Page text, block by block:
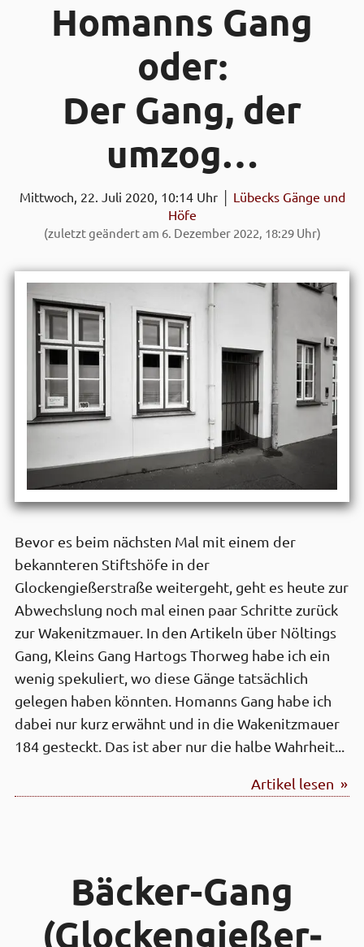
Homanns Gang
oder:
Der Gang, der
umzog…
Mittwoch, 22. Juli 2020, 10:14 Uhr │ Lübecks Gänge und
Höfe
(zuletzt geändert am 6. Dezember 2022, 18:29 Uhr)
Bevor es beim nächsten Mal mit einem der
bekannteren Stiftshöfe in der
Glockengießerstraße weitergeht, geht es heute zur
Abwechslung noch mal einen paar Schritte zurück
zur Wakenitzmauer. In den Artikeln über Nöltings
Gang, Kleins Gang Hartogs Thorweg habe ich ein
wenig spekuliert, wo diese Gänge tatsächlich
gelegen haben könnten. Homanns Gang habe ich
dabei nur kurz erwähnt und in die Wakenitzmauer
184 gesteckt. Das ist aber nur die halbe Wahrheit...
Artikel lesen »
Bäcker-Gang
(Glocken­gießer­